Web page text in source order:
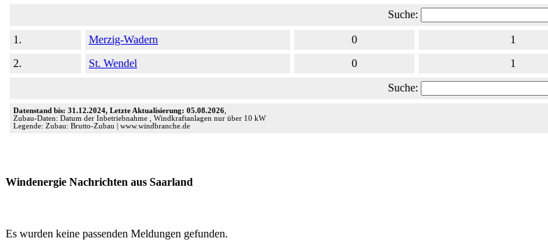
Suche:
1. Merzig-Wadern 0 1
2.
St. Wendel 0 1
Suche:
Datenstand bis: 31.12.2024, Letzte Aktualisierung: 05.08.2026,
Zubau-Daten: Datum der Inbetriebnahme , Windkraftanlagen nur über 10 kW
Legende: Zubau: Brutto-Zubau | www.windbranche.de
Windenergie Nachrichten aus Saarland
Es wurden keine passenden Meldungen gefunden.